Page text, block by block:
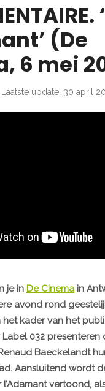
(De
6 mei
Laatste update: 30 april
je in De Cinema in
avond rond
het kader van het
032 presenteren
Baeckelandt
Aansluitend wordt
vertoond,